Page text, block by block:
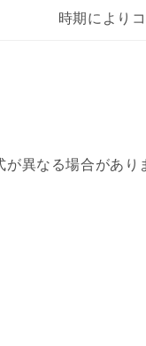
時期により
異なる場合があり